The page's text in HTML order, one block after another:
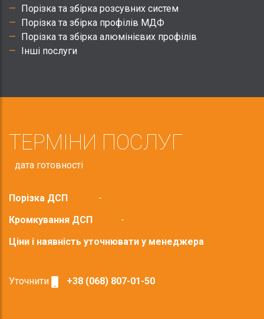
Порізка та збірка розсувних систем
Порізка та збірка профілів МДФ
Порізка та збірка алюмінієвих профілів
Інші послуги
ТЕРМІНИ ПОСЛУГ
дата готовності
Порізка ДСП
-
Кромкування ДСП
-
Ціни і наявність уточнювати у менеджера
Уточнити +38 (068) 807-01-50